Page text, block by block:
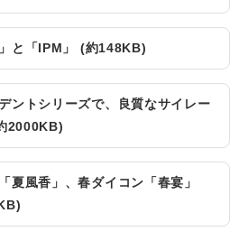
と「IPM」 (約148KB)
ントシリーズで、良質なサイレー
2000KB)
夏風香」、春ダイコン「春宴」